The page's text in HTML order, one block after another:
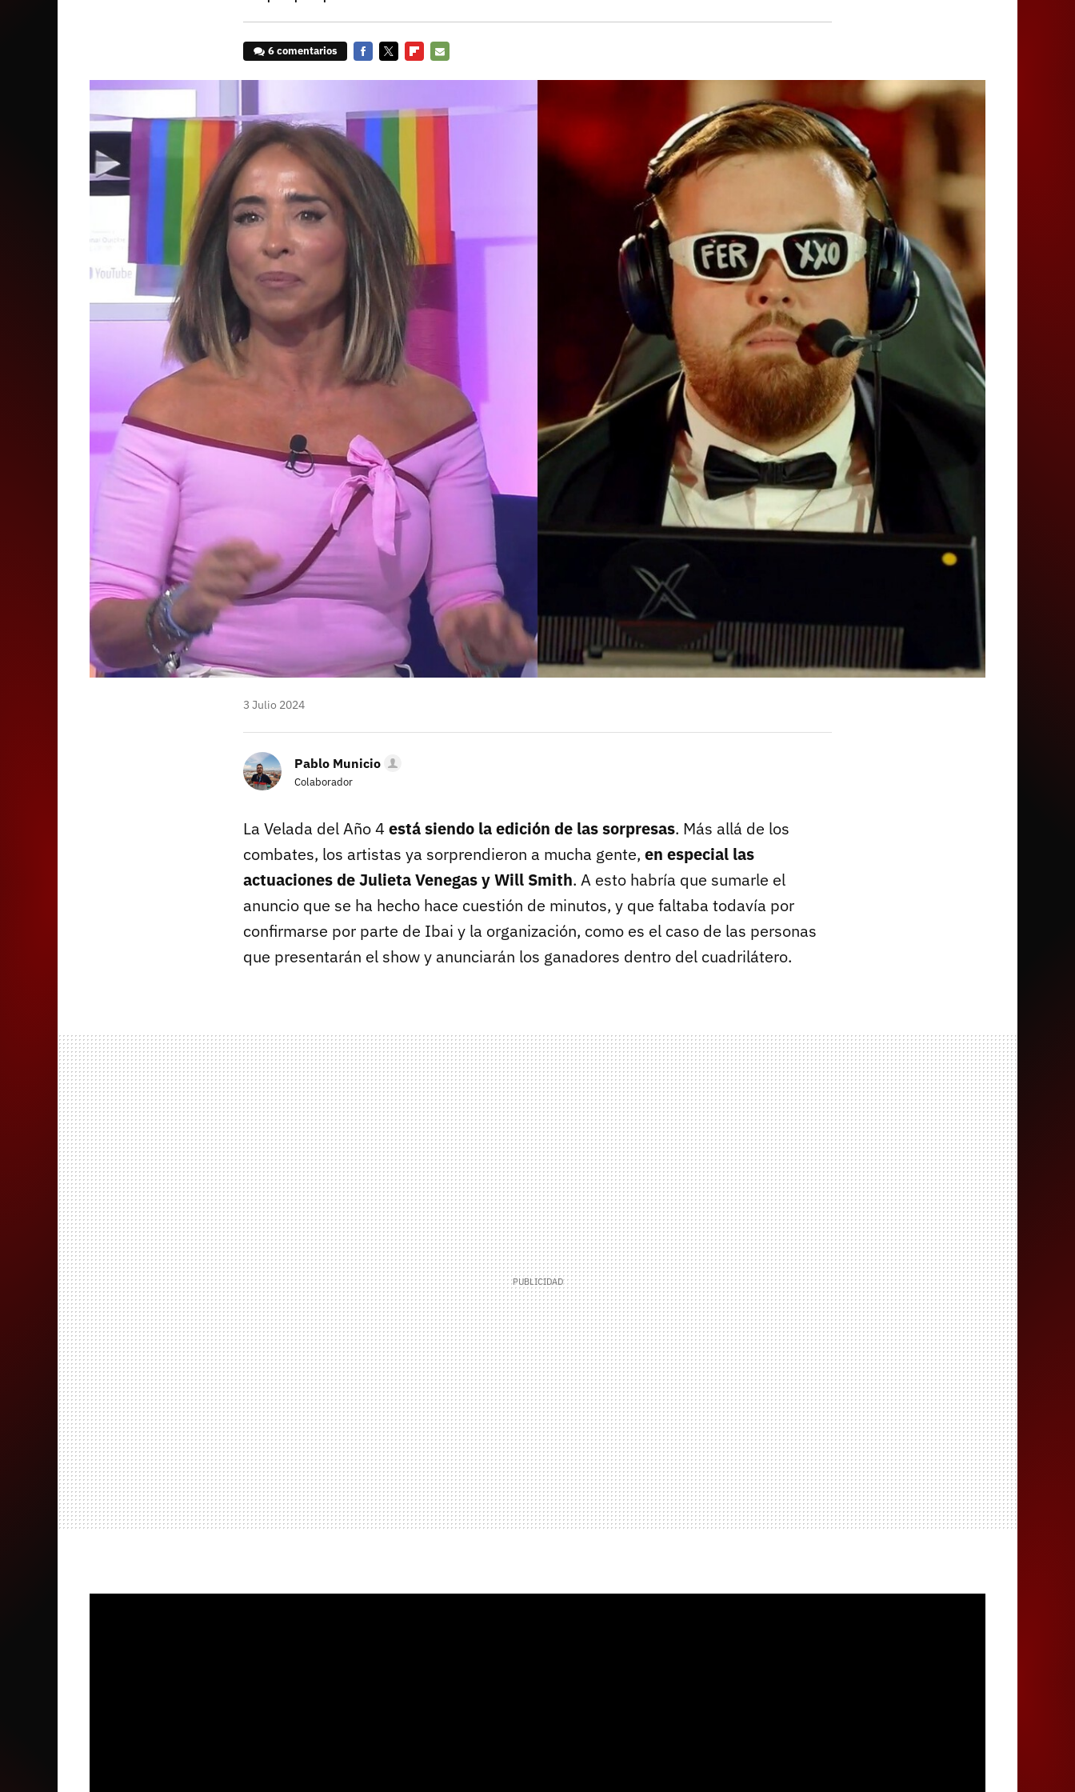
6 comentarios
3 Julio 2024
Pablo Municio
Colaborador
La Velada del Año 4está siendo la edición de las sorpresas. Más allá de los
combates, los artistas ya sorprendieron a mucha gente, en especial las
actuaciones de Julieta Venegas y Will Smith. A esto habría que sumarle el
anuncio que se ha hecho hace cuestión de minutos, y que faltaba todavía por
confirmarse por parte de Ibai y la organización, como es el caso de las personas
que presentarán el show y anunciarán los ganadores dentro del cuadrilátero.